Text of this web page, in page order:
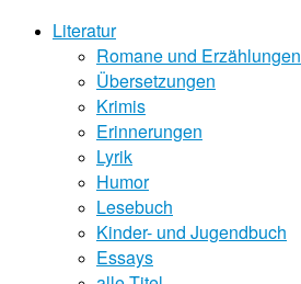
Literatur
Romane und Erzählungen
Übersetzungen
Krimis
Erinnerungen
Lyrik
Humor
Lesebuch
Kinder- und Jugendbuch
Essays